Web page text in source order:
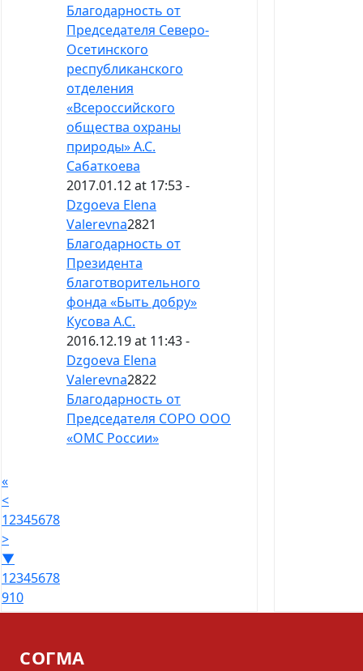
Благодарность от
Председателя Северо-
Осетинского
республиканского
отделения
«Всероссийского
общества охраны
природы» А.С.
Сабаткоева
2017.01.12 at 17:53 -
Dzgoeva Elena
Valerevna2821
Благодарность от
Президента
благотворительного
фонда «Быть добру»
Кусова А.С.
2016.12.19 at 11:43 -
Dzgoeva Elena
Valerevna2822
Благодарность от
Председателя СОРО ООО
«ОМС России»
«
<
12345678
>
▼
12345678
910
СОГМА